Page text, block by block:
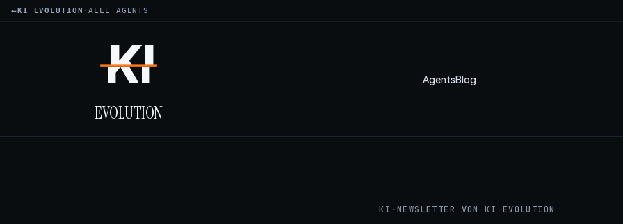
←KI EVOLUTION ·ALLE AGENTS
KI
KI
EVOLUTION
AgentsBlog
KI-NEWSLETTER VON KI EVOLUTION